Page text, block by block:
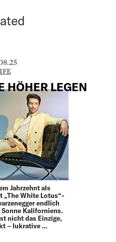
HÖHER LEGEN
Jahrzehnt als
„The White Lotus“-
endlich
Kaliforniens.
nicht das Einzige,
– lukrative …